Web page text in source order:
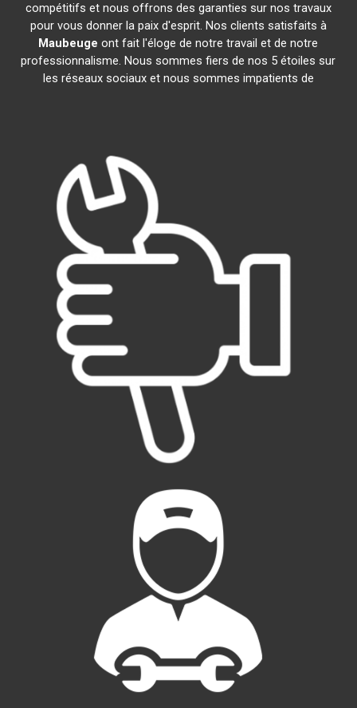
compétitifs et nous offrons des garanties sur nos travaux
pour vous donner la paix d'esprit. Nos clients satisfaits à
Maubeuge ont fait l'éloge de notre travail et de notre
professionnalisme. Nous sommes fiers de nos 5 étoiles sur
les réseaux sociaux et nous sommes impatients de